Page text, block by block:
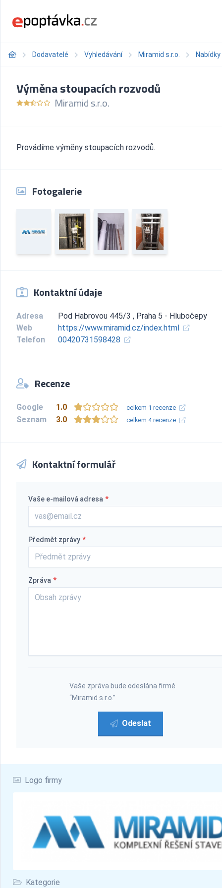
Dodavatelé Vyhledávání Miramid s.r.o. Nabídky
Logo firmy
Kategorie
Výměna stoupacích rozvodů
Miramid s.r.o.
Provádíme výměny stoupacích rozvodů.
Fotogalerie
Kontaktní údaje
Adresa
Pod Habrovou 445/3 , Praha 5 - Hlubočepy
Web
https://www.miramid.cz/index.html
Telefon
00420731598428
Recenze
Google 1.0 celkem 1 recenze
Seznam 3.0 celkem 4 recenze
Kontaktní formulář
Vaše e-mailová adresa *
Předmět zprávy *
Zpráva *
Vaše zpráva bude odeslána firmě
“Miramid s.r.o.”
Odeslat